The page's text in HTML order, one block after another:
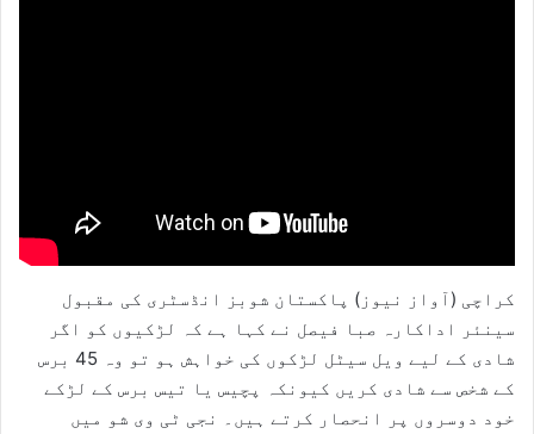
کراچی (آواز نیوز) پاکستان شوبز انڈسٹری کی مقبول
سینئر اداکارہ صبا فیصل نے کہا ہے کہ لڑکیوں کو اگر
شادی کے لیے ویل سیٹل لڑکوں کی خواہش ہو تو وہ 45 برس
کے شخص سے شادی کریں کیونکہ پچیس یا تیس برس کے لڑکے
خود دوسروں پر انحصار کرتے ہیں۔ نجی ٹی وی شو میں